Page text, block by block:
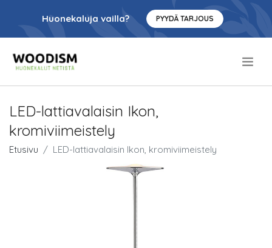
Huonekaluja vailla? PYYDÄ TARJOUS
LED-lattiavalaisin Ikon,
kromiviimeistely
Etusivu LED-lattiavalaisin Ikon, kromiviimeistely